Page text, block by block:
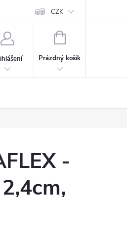
CZK
NÁKUPNÍ
Prázdný košík
-